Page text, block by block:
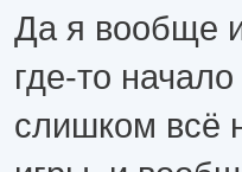
Да я вообще
где-то
слишком всё